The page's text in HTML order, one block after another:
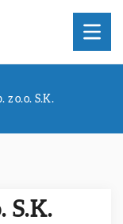
z o.o. S.K.
S.K.